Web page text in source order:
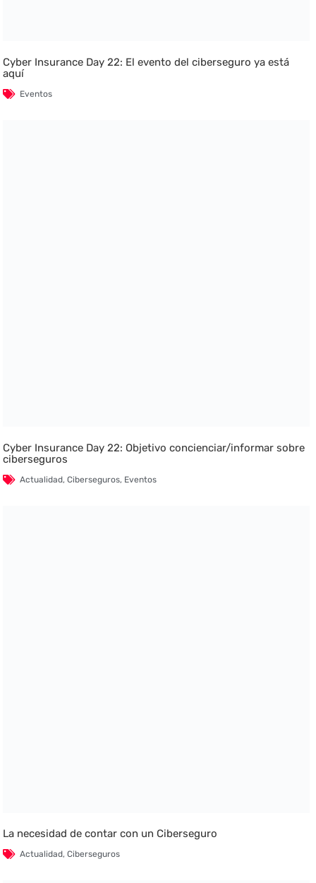
Cyber Insurance Day 22: El evento del ciberseguro ya está
aquí
Eventos
Cyber Insurance Day 22: Objetivo concienciar/informar sobre
ciberseguros
Actualidad,Ciberseguros, Eventos
La necesidad de contar con un Ciberseguro
Actualidad,Ciberseguros